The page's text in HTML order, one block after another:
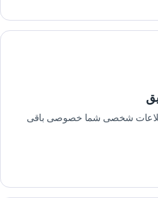
شخصی شما خصوصی باقی